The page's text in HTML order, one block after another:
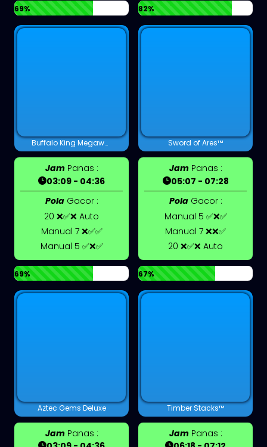
69% 82%
Buffalo King Megaways
JamPanas :
03:09 - 04:36
PolaGacor :
20 ❌✅❌ Auto
Manual 7 ❌✅✅
Manual 5 ✅❌✅
69%
Sword of Ares™
JamPanas :
05:07 - 07:28
PolaGacor :
Manual 5 ✅❌✅
Manual 7 ❌❌✅
20 ❌✅❌ Auto
67%
Aztec Gems Deluxe
JamPanas :
Timber Stacks™
JamPanas :